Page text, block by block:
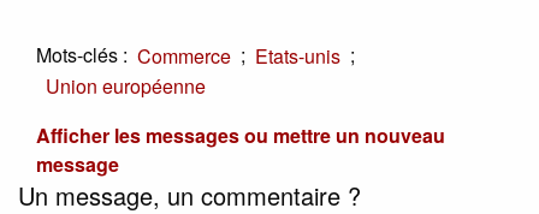
Mots-clés : Commerce ; Etats-unis ;
Union européenne
Afficher les messages ou mettre un nouveau
message
Un message, un commentaire ?